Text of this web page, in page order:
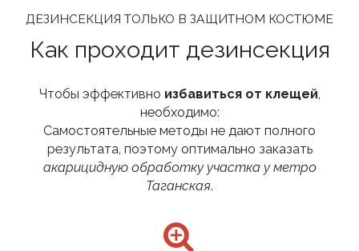
ДЕЗИНСЕКЦИЯ ТОЛЬКО В ЗАЩИТНОМ КОСТЮМЕ
Как проходит дезинсекция
Чтобы эффективно избавиться от клещей,
необходимо:
Самостоятельные методы не дают полного
результата, поэтому оптимально заказать
акарицидную обработку участка у метро
Таганская.